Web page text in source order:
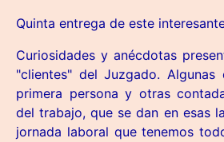
Quinta entrega de este
Curiosidades y anécdotas
"clientes" del Juzgado.
primera persona y otras
del trabajo, que se dan en esas
jornada laboral que tenemos